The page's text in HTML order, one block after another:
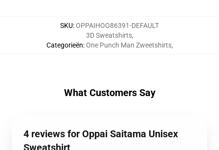
SKU:OPPAIHOO86391-DEFAULT
Categorieën:
3D Sweatshirts,
One Punch Man Zweetshirts,
What Customers Say
4 reviews for Oppai Saitama Unisex
Sweatshirt